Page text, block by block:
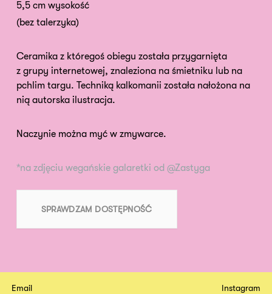
5,5 cm wysokość
(bez talerzyka)
Ceramika z któregoś obiegu została przygarnięta
z grupy internetowej, znaleziona na śmietniku lub na
pchlim targu. Techniką kalkomanii została nałożona na
nią autorska ilustracja.
Naczynie można myć w zmywarce.
*na zdjęciu wegańskie galaretki od @Zastyga
SPRAWDZAM DOSTĘPNOŚĆ
Email Instagram